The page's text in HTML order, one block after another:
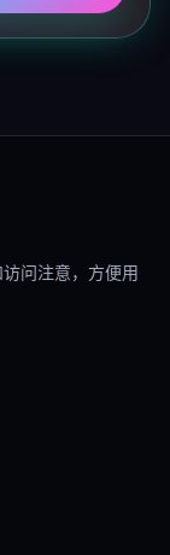
问注意，方便用